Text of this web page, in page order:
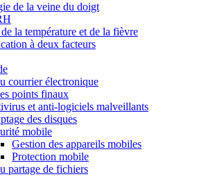
de la veine du doigt
la température et de la fièvre
à deux facteurs
courrier électronique
points finaux
et anti-logiciels malveillants
des disques
mobile
Gestion des appareils mobiles
Protection mobile
partage de fichiers